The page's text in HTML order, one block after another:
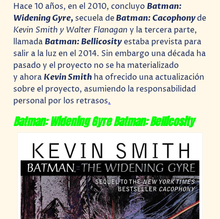
Hace 10 años, en el 2010, concluyo Batman:
Widening Gyre, secuela deBatman: Cacophonyde
Kevin Smith y Walter Flanagany la tercera parte,
llamada Batman: Bellicosityestaba prevista para
salir a la luz en el 2014. Sin embargo una década ha
pasado y el proyecto no se ha materializado
y ahora Kevin Smith ha ofrecido una actualización
sobre el proyecto, asumiendo la responsabilidad
personal por los retrasos.
Batman: Widening GyreBatman: Bellicosity